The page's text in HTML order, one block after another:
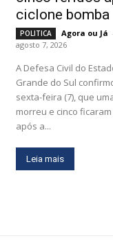
ciclone bomba
POLITICA Agora ou Já -
agosto 7, 2026
A Defesa Civil do
Grande do Sul
sexta-feira (7), que
morreu e cinco
após a...
Leia mais